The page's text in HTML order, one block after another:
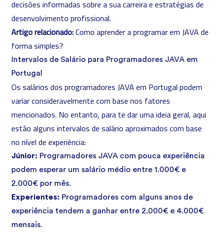
decisões informadas sobre a sua carreira e estratégias de
desenvolvimento profissional.
Artigo relacionado:Como aprender a programar em JAVA de
forma simples?
Intervalos de Salário para Programadores JAVA em
Portugal
Os salários dos programadores JAVA em Portugal podem
variar consideravelmente com base nos fatores
mencionados. No entanto, para te dar uma ideia geral, aqui
estão alguns intervalos de salário aproximados com base
no nível de experiência:
Júnior: Programadores JAVA com pouca experiência
podem esperar um salário médio entre 1.000€ e
2.000€ por mês.
Experientes: Programadores com alguns anos de
experiência tendem a ganhar entre 2.000€ e 4.000€
mensais.